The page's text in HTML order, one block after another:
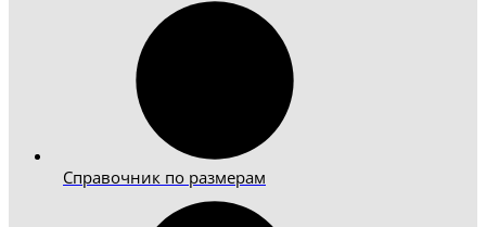
Справочник по размерам